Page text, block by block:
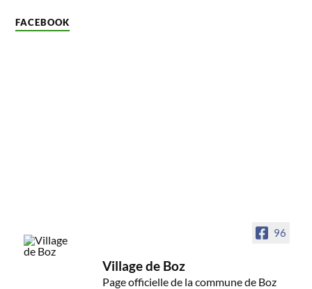
FACEBOOK
96
Village de Boz
Page officielle de la commune de Boz